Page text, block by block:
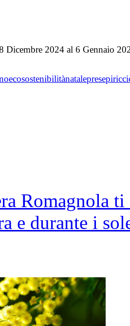
Dicembre 2024 al 6 Gennaio
ecosostenibilitànatalepresepi
Romagnola
e durante i